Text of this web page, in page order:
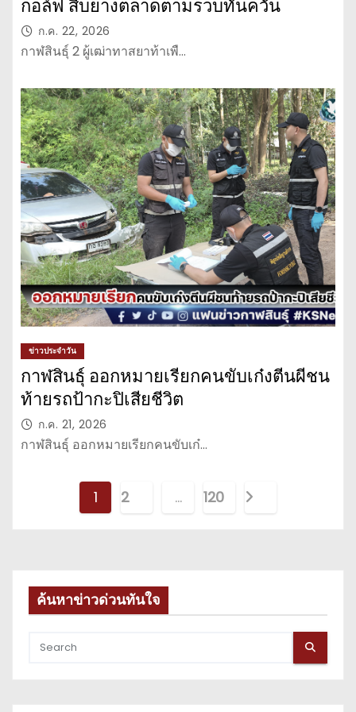
กอล์ฟ สืบยางตลาดตามรวบทันควัน
ก.ค. 22, 2026
กาฬสินธุ์ 2 ผู้เฒ่าทาสยาท้าเพื…
ข่าวประจำวัน
กาฬสินธุ์ ออกหมายเรียกคนขับเก๋งตีนผีชน
ท้ายรถป้ากะปิเสียชีวิต
ก.ค. 21, 2026
กาฬสินธุ์ ออกหมายเรียกคนขับเก๋…
t
1 2 … 120
ค้นหาข่าวด่วนทันใจ